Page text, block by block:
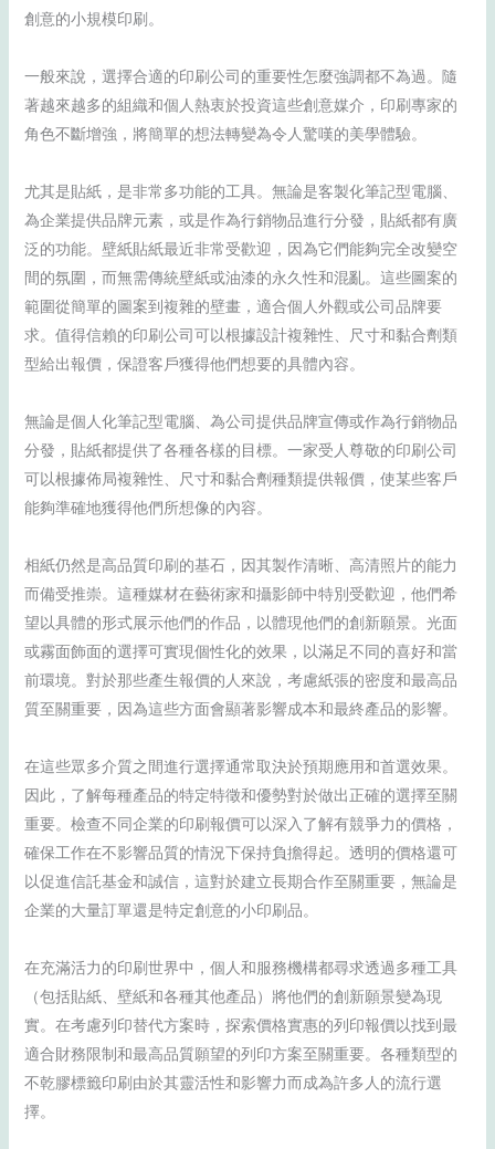
創意的小規模印刷。
一般來說，選擇合適的印刷公司的重要性怎麼強調都不為過。隨
著越來越多的組織和個人熱衷於投資這些創意媒介，印刷專家的
角色不斷增強，將簡單的想法轉變為令人驚嘆的美學體驗。
尤其是貼紙，是非常多功能的工具。無論是客製化筆記型電腦、
為企業提供品牌元素，或是作為行銷物品進行分發，貼紙都有廣
泛的功能。壁紙貼紙最近非常受歡迎，因為它們能夠完全改變空
間的氛圍，而無需傳統壁紙或油漆的永久性和混亂。這些圖案的
範圍從簡單的圖案到複雜的壁畫，適合個人外觀或公司品牌要
求。值得信賴的印刷公司可以根據設計複雜性、尺寸和黏合劑類
型給出報價，保證客戶獲得他們想要的具體內容。
無論是個人化筆記型電腦、為公司提供品牌宣傳或作為行銷物品
分發，貼紙都提供了各種各樣的目標。一家受人尊敬的印刷公司
可以根據佈局複雜性、尺寸和黏合劑種類提供報價，使某些客戶
能夠準確地獲得他們所想像的內容。
相紙仍然是高品質印刷的基石，因其製作清晰、高清照片的能力
而備受推崇。這種媒材在藝術家和攝影師中特別受歡迎，他們希
望以具體的形式展示他們的作品，以體現他們的創新願景。光面
或霧面飾面的選擇可實現個性化的效果，以滿足不同的喜好和當
前環境。對於那些產生報價的人來說，考慮紙張的密度和最高品
質至關重要，因為這些方面會顯著影響成本和最終產品的影響。
在這些眾多介質之間進行選擇通常取決於預期應用和首選效果。
因此，了解每種產品的特定特徵和優勢對於做出正確的選擇至關
重要。檢查不同企業的印刷報價可以深入了解有競爭力的價格，
確保工作在不影響品質的情況下保持負擔得起。透明的價格還可
以促進信託基金和誠信，這對於建立長期合作至關重要，無論是
企業的大量訂單還是特定創意的小印刷品。
在充滿活力的印刷世界中，個人和服務機構都尋求透過多種工具
（包括貼紙、壁紙和各種其他產品）將他們的創新願景變為現
實。在考慮列印替代方案時，探索價格實惠的列印報價以找到最
適合財務限制和最高品質願望的列印方案至關重要。各種類型的
不乾膠標籤印刷由於其靈活性和影響力而成為許多人的流行選
擇。